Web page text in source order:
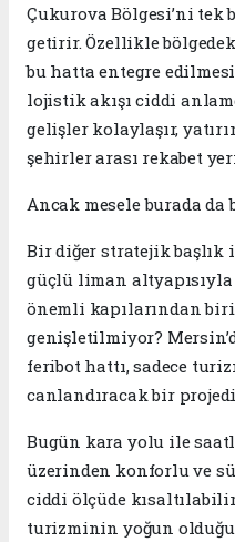
Çukurova Bölgesi’ni
getirir. Özellikle
bu hatta entegre
lojistik akışı ciddi
gelişler kolaylaşır,
şehirler arası rekabet
Ancak mesele burada da
Bir diğer stratejik başlık
güçlü liman altyapısıyla
önemli kapılarından
genişletilmiyor?
feribot hattı, sadece
canlandıracak bir
Bugün kara yolu ile
üzerinden konforlu ve
ciddi ölçüde
turizminin yoğun olduğu